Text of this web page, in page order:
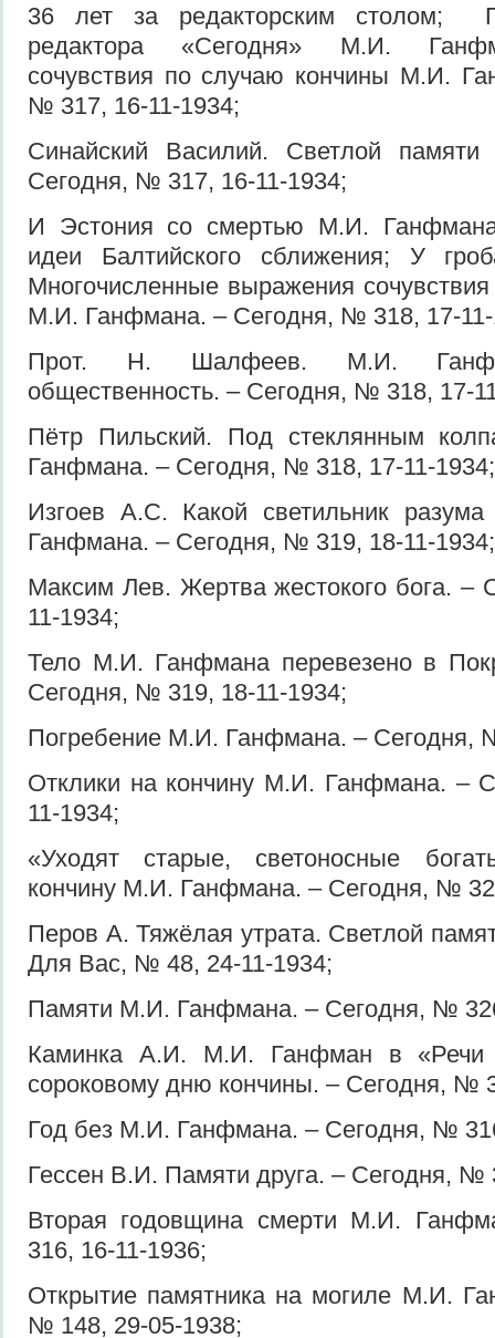
36 лет за редакторским столом;
редактора «Сегодня» М.И.
сочувствия по случаю кончины М.И.
№ 317, 16-11-1934;
Синайский Василий. Светлой
Сегодня, № 317, 16-11-1934;
И Эстония со смертью М.И. Ганфмана
идеи Балтийского сближения; У
Многочисленные выражения
М.И. Ганфмана. – Сегодня, № 318, 17-
Прот. Н. Шалфеев. М.И.
общественность. – Сегодня, № 318, 17-
Пётр Пильский. Под стеклянным
Ганфмана. – Сегодня, № 318, 17-11-1934;
Изгоев А.С. Какой светильник
Ганфмана. – Сегодня, № 319, 18-11-1934;
Максим Лев. Жертва жестокого бога.
11-1934;
Тело М.И. Ганфмана перевезено в
Сегодня, № 319, 18-11-1934;
Погребение М.И. Ганфмана. – Сегодня,
Отклики на кончину М.И. Ганфмана. –
11-1934;
«Уходят старые, светоносные
кончину М.И. Ганфмана. – Сегодня, №
Перов А. Тяжёлая утрата. Светлой
Для Вас, № 48, 24-11-1934;
Памяти М.И. Ганфмана. – Сегодня, №
Каминка А.И. М.И. Ганфман в
сороковому дню кончины. – Сегодня, №
Год без М.И. Ганфмана. – Сегодня, №
Гессен В.И. Памяти друга. – Сегодня, №
Вторая годовщина смерти М.И.
316, 16-11-1936;
Открытие памятника на могиле М.И.
№ 148, 29-05-1938;